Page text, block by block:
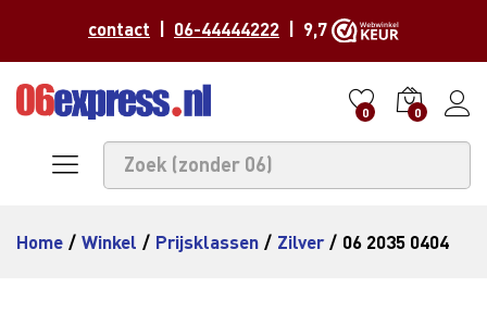
contact 06-44444222 | 9,7
0 0
Home / Winkel / Prijsklassen / Zilver / 06 2035 0404